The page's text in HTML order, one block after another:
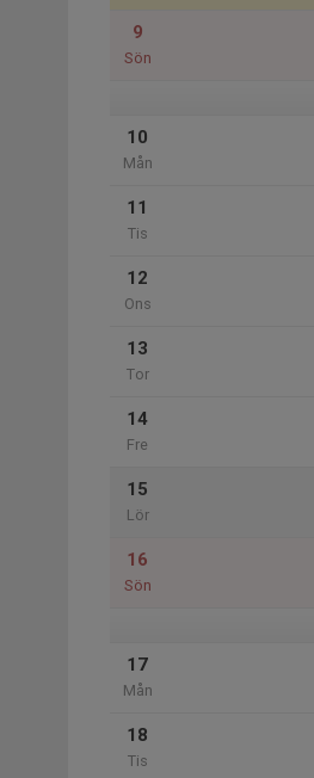
9
Sön
10
Mån
11
Tis
12
Ons
13
Tor
14
Fre
15
Lör
16
Sön
17
Mån
18
Tis